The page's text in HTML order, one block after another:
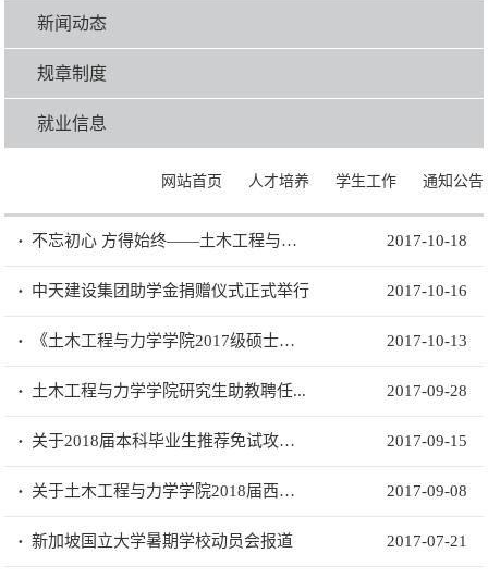
新闻动态
规章制度
就业信息
网站首页 人才培养 学生工作 通知公告
不忘初心 方得始终——土木工程与力学学院全体师生观看学习十九大 2017-10-18
中天建设集团助学金捐赠仪式正式举行 2017-10-16
《土木工程与力学学院2017级硕士研究生德育学分考评办法》 2017-10-13
土木工程与力学学院研究生助教聘任... 2017-09-28
关于2018届本科毕业生推荐免试攻读研究生加分情况的公示 2017-09-15
关于土木工程与力学学院2018届西部计划(含研究生支教团)报名资格初审的公示 2017-09-08
新加坡国立大学暑期学校动员会报道 2017-07-21